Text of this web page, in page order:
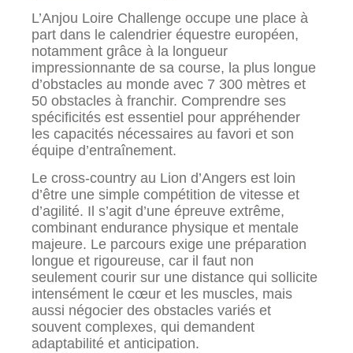
L’Anjou Loire Challenge occupe une place à
part dans le calendrier équestre européen,
notamment grâce à la longueur
impressionnante de sa course, la plus longue
d’obstacles au monde avec 7 300 mètres et
50 obstacles à franchir. Comprendre ses
spécificités est essentiel pour appréhender
les capacités nécessaires au favori et son
équipe d’entraînement.
Le cross-country au Lion d’Angers est loin
d’être une simple compétition de vitesse et
d’agilité. Il s’agit d’une épreuve extrême,
combinant endurance physique et mentale
majeure. Le parcours exige une préparation
longue et rigoureuse, car il faut non
seulement courir sur une distance qui sollicite
intensément le cœur et les muscles, mais
aussi négocier des obstacles variés et
souvent complexes, qui demandent
adaptabilité et anticipation.